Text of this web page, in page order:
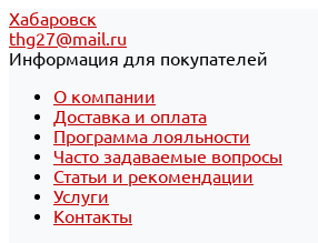
Хабаровск
thg27@mail.ru
Информация для покупателей
О компании
Доставка и оплата
Программа лояльности
Часто задаваемые вопросы
Статьи и рекомендации
Услуги
Контакты